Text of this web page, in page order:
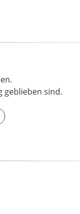
geblieben sind.